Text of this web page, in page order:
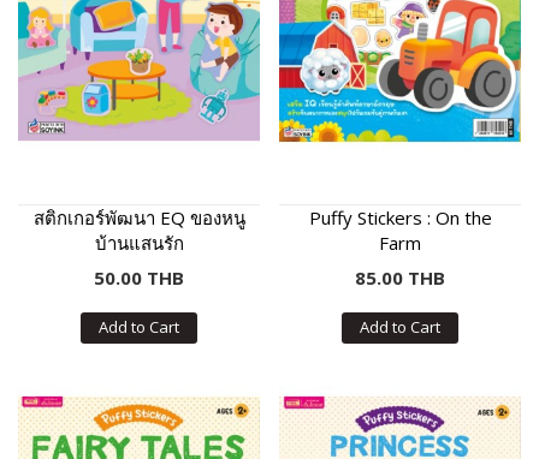
สติกเกอร์พัฒนา EQ ของหนู
บ้านแสนรัก
50.00 THB
Add to Cart
Puffy Stickers : On the
Farm
85.00 THB
Add to Cart